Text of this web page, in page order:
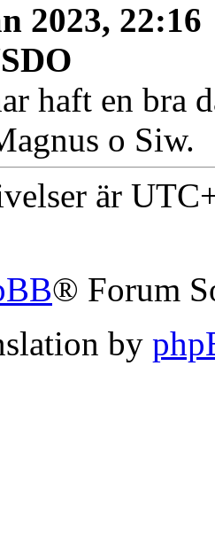
2023, 22:16
haft en bra
o Siw.
är
® Forum
by